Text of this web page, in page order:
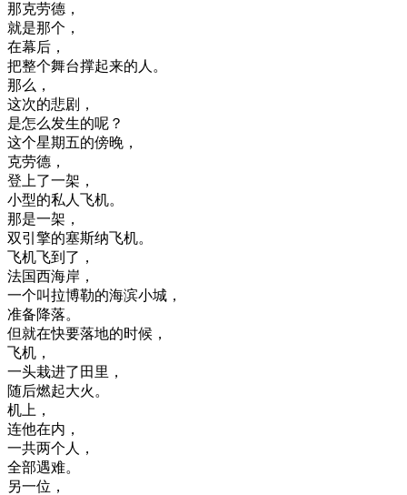
那克劳德 ，
就是那个 ，
在幕后 ，
把整个舞台撑起来的人。
那么 ，
这次的悲剧 ，
是怎么发生的呢 ？
这个星期五的傍晚 ，
克劳德 ，
登上了一架 ，
小型的私人飞机。
那是一架 ，
双引擎的塞斯纳飞机。
飞机飞到了 ，
法国西海岸 ，
一个叫拉博勒的海滨小城 ，
准备降落。
但就在快要落地的时候 ，
飞机 ，
一头栽进了 田里 ，
随后燃起大火。
机上 ，
连他在内 ，
一共两个人 ，
全部遇难。
另一位 ，